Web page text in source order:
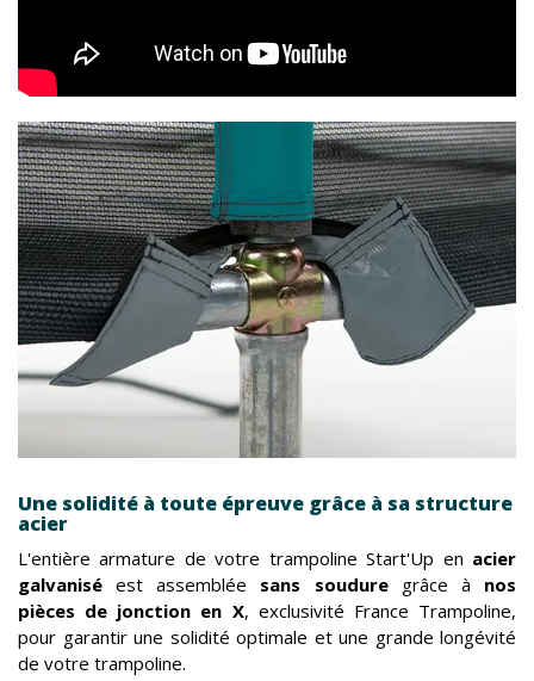
Une solidité à toute épreuve grâce à sa structure
acier
L'entière armature de votre trampoline Start'Up en acier
galvanisé est assemblée sans souduregrâce à nos
pièces de jonction en X, exclusivité France Trampoline,
pour garantir une solidité optimale et une grande longévité
de votre trampoline.